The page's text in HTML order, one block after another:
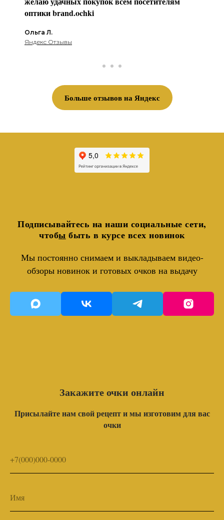
оптики brаnd.ochki
Ольга Л.
Яндекс Отзывы
Больше отзывов на Яндекс
Подписывайтесь на наши социальные сети,
чтобы быть в курсе всех новинок
Мы постоянно снимаем и выкладываем видео-
обзоры новинок и готовых очков на выдачу
Закажите очки онлайн
Присылайте нам свой рецепт и мы изготовим для вас
очки
+7(000)000-0000
Имя